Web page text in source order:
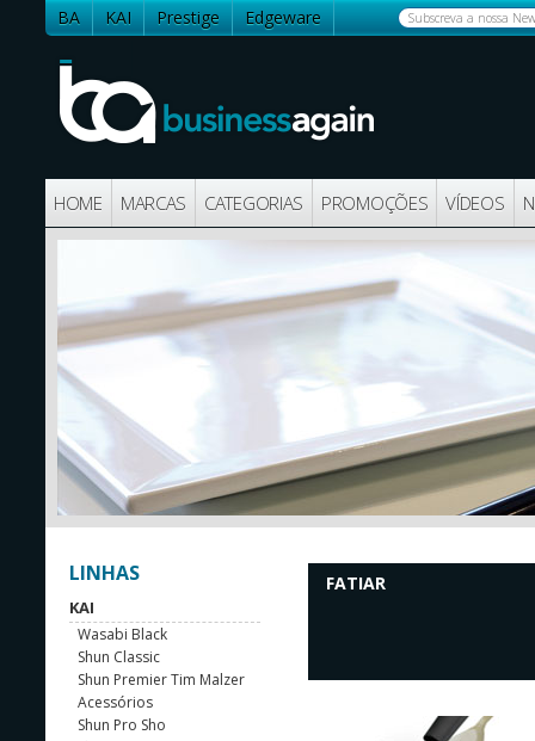
BA KAI Prestige
Edgeware
HOME MARCAS CATEGORIAS PROMOÇÕES VÍDEOS
LINHAS
KAI
Wasabi Black
Shun Classic
Shun Premier Tim Malzer
Acessórios
Shun Pro Sho
FATIAR